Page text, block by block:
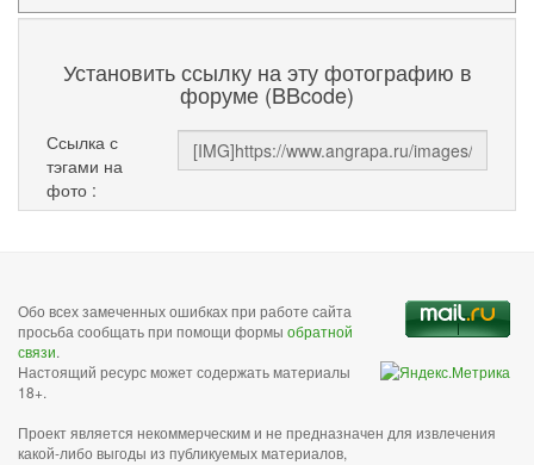
Установить ссылку на эту фотографию в
форуме (BBcode)
Ссылка с
тэгами на
фото :
Обо всех замеченных ошибках при работе сайта
просьба сообщать при помощи формы обратной
связи.
Настоящий ресурс может содержать материалы
18+.
Проект является некоммерческим и не предназначен для извлечения
какой-либо выгоды из публикуемых материалов,